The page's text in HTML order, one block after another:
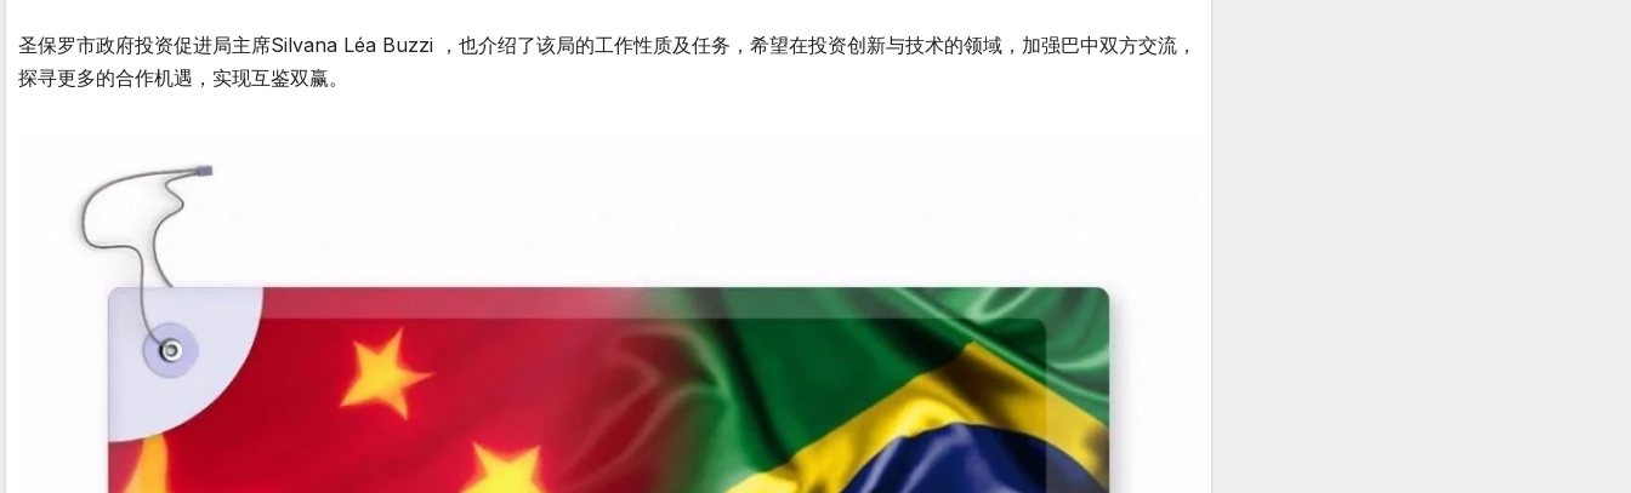
圣保罗市政府投资促进局主席Silvana Léa Buzzi ，也介绍了该局的工作性质及任务，希望在投资创新与技术的领域，加强巴中双方交流，
探寻更多的合作机遇，实现互鉴双赢。